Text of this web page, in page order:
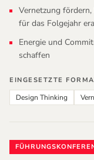
Vernetzung
für das Folgejahr
Energie und
schaffen
EINGESETZTE
Design Thinking